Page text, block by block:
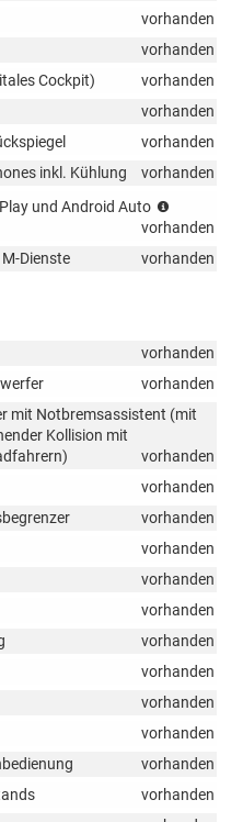
vorhanden
vorhanden
Cockpit)
vorhanden
vorhanden
vorhanden
inkl. Kühlung
vorhanden
und Android Auto
integriert,
Auto,
vorhanden
Dienste
vorhanden
vorhanden
vorhanden
mit Notbremsassistent (mit
Kollision mit
vorhanden
vorhanden
vorhanden
vorhanden
vorhanden
vorhanden
vorhanden
vorhanden
vorhanden
vorhanden
vorhanden
vorhanden